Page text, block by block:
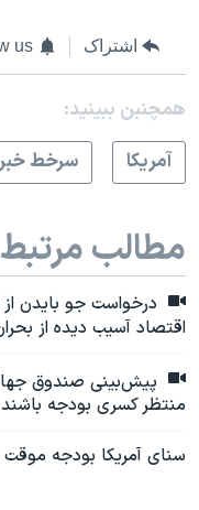
اشتراک us
همچنبن ببینید:
آمريکا
سرخط
مطالب مرتبط
درخواست جو بایدن
اقتصاد آسیب دیده از
پیش‌بینی‌ صندوق
منتظر کسری بودجه باشند
سنای آمریکا بودجه موقت